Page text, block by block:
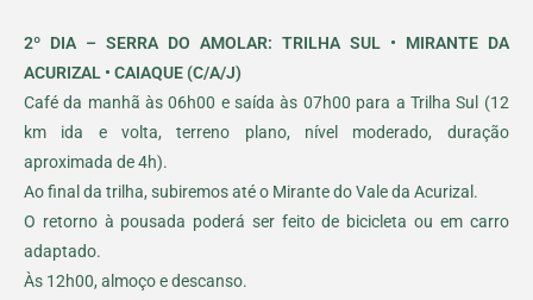
2º DIA – SERRA DO AMOLAR: TRILHA SUL • MIRANTE DA
ACURIZAL • CAIAQUE (C/A/J)
Café da manhã às 06h00 e saída às 07h00 para a Trilha Sul (12
km ida e volta, terreno plano, nível moderado, duração
aproximada de 4h).
Ao final da trilha, subiremos até o Mirante do Vale da Acurizal.
O retorno à pousada poderá ser feito de bicicleta ou em carro
adaptado.
Às 12h00, almoço e descanso.